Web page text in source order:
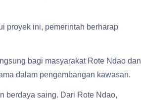
proyek ini, pemerintah berharap
bagi masyarakat Rote Ndao dan
dalam pengembangan kawasan.
berdaya saing. Dari Rote Ndao,